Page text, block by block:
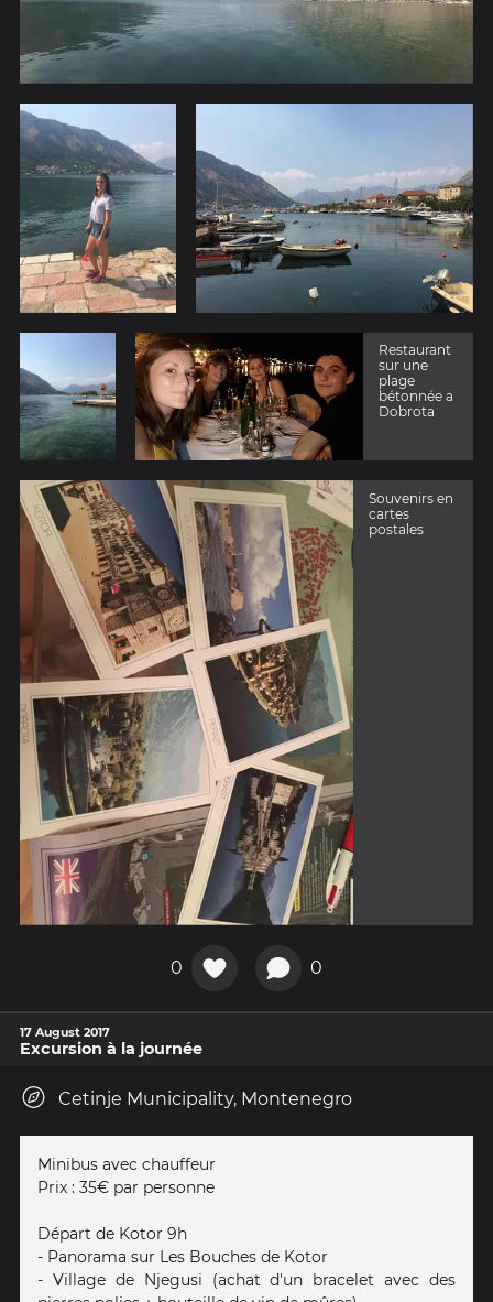
Restaurant
sur une
plage
bétonnée a
Dobrota
Souvenirs en
cartes
postales
0 0
17 August 2017
Excursion à la journée
Cetinje Municipality, Montenegro
Minibus avec chauffeur
Prix : 35€ par personne
Départ de Kotor 9h
- Panorama sur Les Bouches de Kotor
- Village de Njegusi (achat d'un bracelet avec des